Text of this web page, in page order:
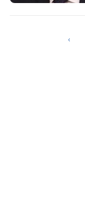
‹